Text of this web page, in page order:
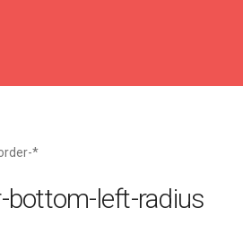
*
bottom-left-radius